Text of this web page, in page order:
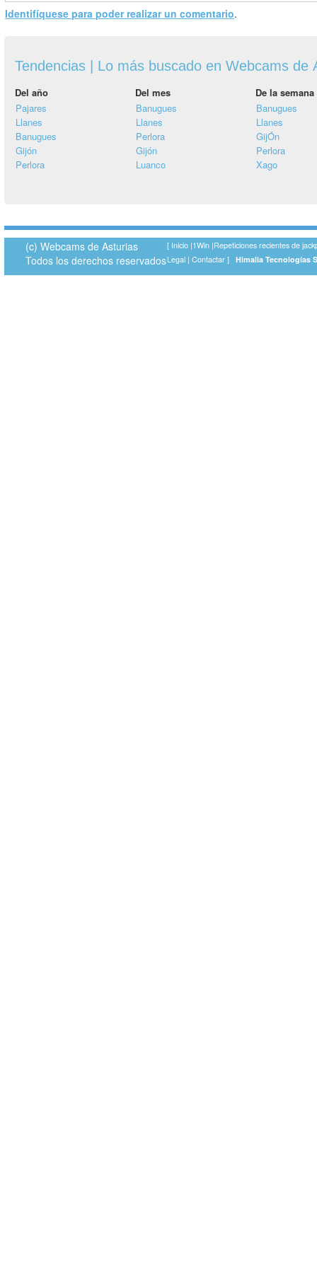
Identifíquese para poder realizar un comentario.
Tendencias | Lo más buscado en Webcams de
Del año Del mes
De la semana
Pajares
Llanes
Banugues
Gijón
Perlora
Banugues
Llanes
Perlora
Gijón
Luanco
Banugues
Llanes
GijÓn
Perlora
Xago
(c) Webcams de Asturias
Todos los derechos reservados
[ Inicio |1Win |Repeticiones recientes de
Legal | Contactar Himalia Tecnologías